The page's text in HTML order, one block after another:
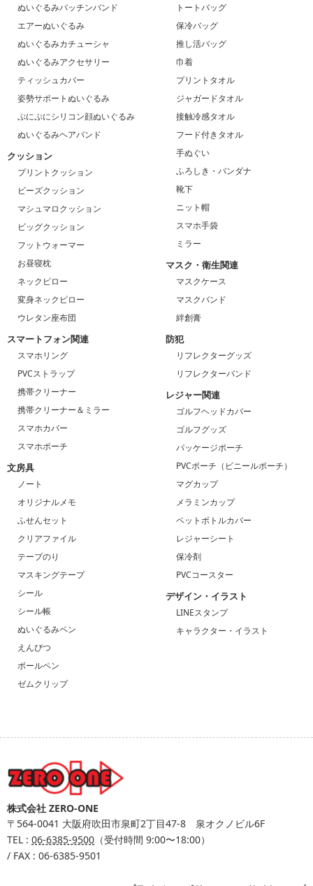
ぬいぐるみパッチンバンド
エアーぬいぐるみ
ぬいぐるみカチューシャ
ぬいぐるみアクセサリー
ティッシュカバー
姿勢サポートぬいぐるみ
ぷにぷにシリコン顔ぬいぐるみ
ぬいぐるみヘアバンド
クッション
プリントクッション
ビーズクッション
マシュマロクッション
ビッグクッション
フットウォーマー
お昼寝枕
ネックピロー
変身ネックピロー
ウレタン座布団
スマートフォン関連
スマホリング
PVCストラップ
携帯クリーナー
携帯クリーナー＆ミラー
スマホカバー
スマホポーチ
文房具
ノート
オリジナルメモ
ふせんセット
クリアファイル
テープのり
マスキングテープ
シール
シール帳
ぬいぐるみペン
えんぴつ
ボールペン
ゼムクリップ
トートバッグ
保冷バッグ
推し活バッグ
巾着
プリントタオル
ジャガードタオル
接触冷感タオル
フード付きタオル
手ぬぐい
ふろしき・バンダナ
靴下
ニット帽
スマホ手袋
ミラー
マスク・衛生関連
マスクケース
マスクバンド
絆創膏
防犯
リフレクターグッズ
リフレクターバンド
レジャー関連
ゴルフヘッドカバー
ゴルフグッズ
パッケージポーチ
PVCポーチ（ビニールポーチ）
マグカップ
メラミンカップ
ペットボトルカバー
レジャーシート
保冷剤
PVCコースター
デザイン・イラスト
LINEスタンプ
キャラクター・イラスト
株式会社 ZERO-ONE
〒564-0041 大阪府吹田市泉町2丁目47-8 泉オクノビル6F
TEL : 06-6385-9500 （受付時間 9:00〜18:00）
/ FAX : 06-6385-9501